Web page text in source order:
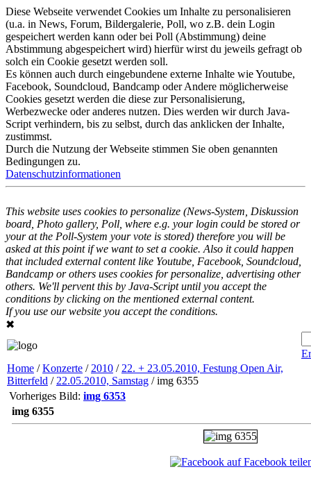
Diese Webseite verwendet Cookies um Inhalte zu personalisieren
(u.a. in News, Forum, Bildergalerie, Poll, wo z.B. dein Login
gespeichert werden kann oder bei Poll (Abstimmung) deine
Abstimmung abgespeichert wird) hierfür wirst du jeweils gefragt ob
solch ein Cookie gesetzt werden soll.
Es können auch durch eingebundene externe Inhalte wie Youtube,
Facebook, Soundcloud, Bandcamp oder Andere möglicherweise
Cookies gesetzt werden die diese zur Personalisierung,
Werbezwecke oder anderes nutzen. Dies werden wir durch Java-
Script verhindern, bis zu selbst, durch das anklicken der Inhalte,
zustimmst.
Durch die Nutzung der Webseite stimmen Sie oben genannten
Bedingungen zu.
Datenschutzinformationen
This website uses cookies to personalize (News-System, Diskussion
board, Photo gallery, Poll, where e.g. your login could be stored or
your at the Poll-System your vote is stored) therefore you will be
asked at this point if we want to set a cookie. Also it could happen
that included external content like Youtube, Facebook, Soundcloud,
Bandcamp or others uses cookies for personalize, advertising other
others. We'll pervent this by Java-Script until you accept the
conditions by clicking on the mentioned external content.
If you use our website you accept the conditions.
✖
Home /Konzerte / 2010 / 22. + 23.05.2010, Festung Open Air,
Bitterfeld / 22.05.2010, Samstag / img 6355
Vorheriges Bild: img 6353
img 6355
auf Facebook